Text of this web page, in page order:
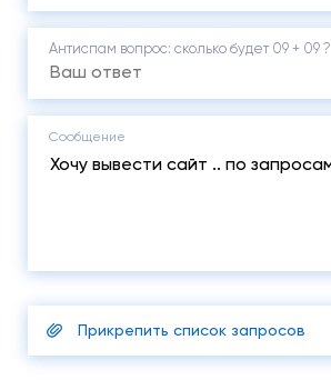
Антиспам вопрос: cколько будет 09 + 09 ?
Сообщение
Прикрепить список запросов